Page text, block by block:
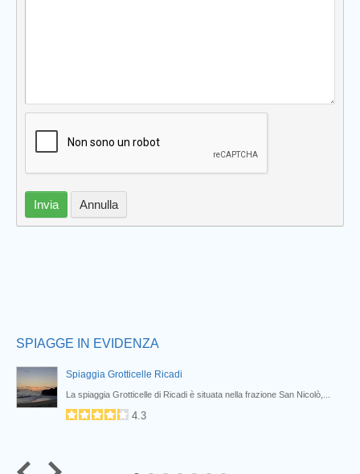
Invia Annulla
SPIAGGE IN EVIDENZA
Spiaggia Grotticelle Ricadi
La spiaggia Grotticelle di Ricadi è situata nella frazione San Nicolò,...
4.3